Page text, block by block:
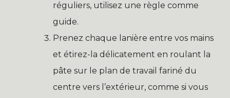
réguliers, utilisez une règle comme
guide.
Prenez chaque lanière entre vos mains
et étirez-la délicatement en roulant la
pâte sur le plan de travail fariné du
centre vers l’extérieur, comme si vous